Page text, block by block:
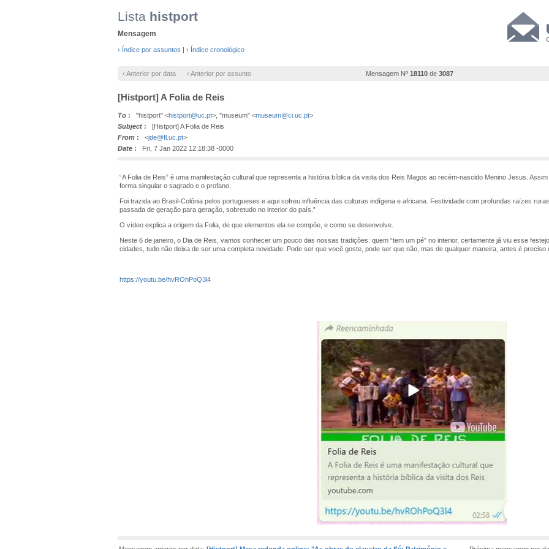
Lista histport
Mensagem
› Índice por assuntos | › Índice cronológico
‹ Anterior por data ‹ Anterior por assunto Mensagem Nº 18110de 3087
[Histport] A Folia de Reis
To : "histport" <histport@uc.pt>, "museum" <museum@ci.uc.pt>
Subject : [Histport] A Folia de Reis
From : <jde@fl.uc.pt>
Date : Fri, 7 Jan 2022 12:18:38 -0000
“A Folia de Reis” é uma manifestação cultural que representa a história bíblica da visita dos Reis Magos ao recém-nascido Menino Jesus.
forma singular o sagrado e o profano.
Foi trazida ao Brasil-Colônia pelos portugueses e aqui sofreu influência das culturas indígena e africana. Festividade com profundas raízes
passada de geração para geração, sobretudo no interior do país.”
O vídeo explica a origem da Folia, de que elementos ela se compõe, e como se desenvolve.
Neste 6 de janeiro, o Dia de Reis, vamos conhecer um pouco das nossas tradições: quem “tem um pé” no interior, certamente já viu esse
cidades, tudo não deixa de ser uma completa novidade. Pode ser que você goste, pode ser que não, mas de qualquer maneira, antes é preciso
https://youtu.be/hvROhPoQ3l4